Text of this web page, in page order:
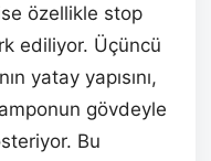
özellikle stop
ediliyor. Üçüncü
yatay yapısını,
gövdeyle
Bu